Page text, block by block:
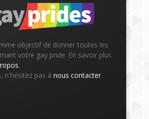
objectif de donner toutes les
votre gay pride. En savoir plus
.
n'hésitez pas à nous contacter.